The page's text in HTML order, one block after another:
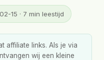
15 · 7 min leestijd
affiliate links. Als je via
wij een kleine